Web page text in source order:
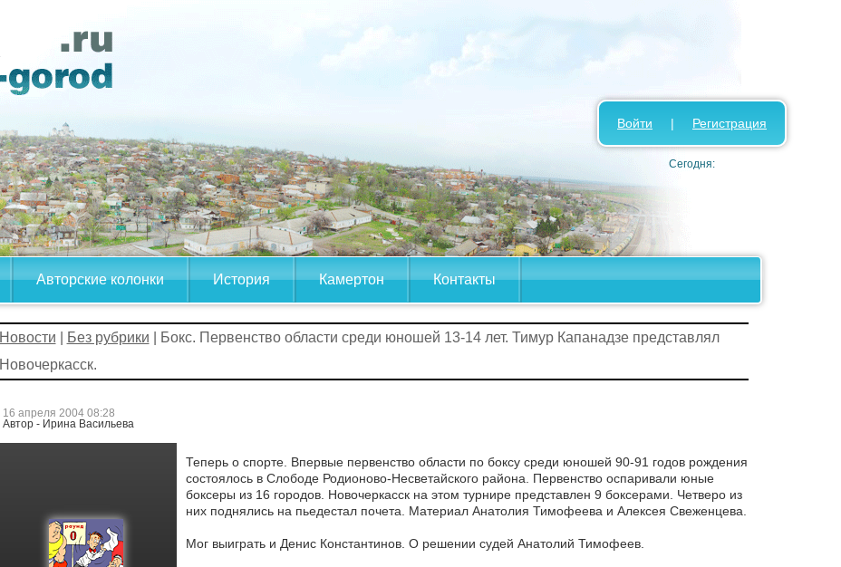
Авторские колонки История Камертон Контакты
Войти | Регистрация
Сегодня:
Новости Без рубрики | Бокс. Первенство области среди юношей 13-14 лет. Тимур Капанадзе представлял
Новочеркасск.
16 апреля 2004 08:28
Автор - Ирина Васильева
Теперь о спорте. Впервые первенство области по боксу среди юношей 90-91 годов рождения
состоялось в Слободе Родионово-Несветайского района. Первенство оспаривали юные
боксеры из 16 городов. Новочеркасск на этом турнире представлен 9 боксерами. Четверо из
них поднялись на пьедестал почета. Материал Анатолия Тимофеева и Алексея Свеженцева.
Мог выиграть и Денис Константинов. О решении судей Анатолий Тимофеев.